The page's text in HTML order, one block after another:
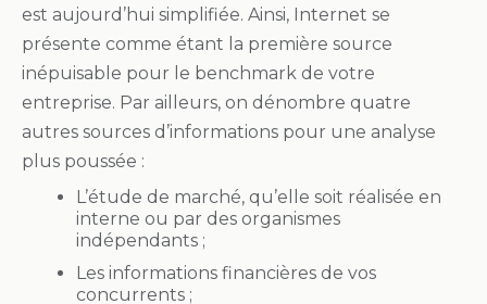
est aujourd’hui simplifiée. Ainsi, Internet se
présente comme étant la première source
inépuisable pour le benchmark de votre
entreprise. Par ailleurs, on dénombre quatre
autres sources d’informations pour une analyse
plus poussée :
L’étude de marché, qu’elle soit réalisée en
interne ou par des organismes
indépendants ;
Les informations financières de vos
concurrents ;